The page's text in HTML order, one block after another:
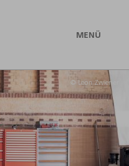
MENÜ
© Leon Zwiener